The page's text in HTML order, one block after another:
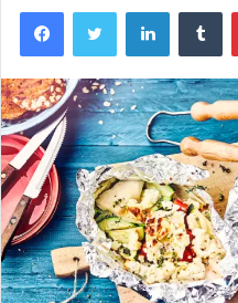
FacebookTwitter Linkedin